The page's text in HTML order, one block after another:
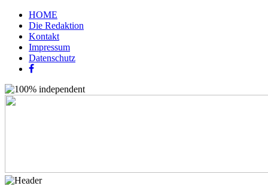
HOME
Die Redaktion
Kontakt
Impressum
Datenschutz